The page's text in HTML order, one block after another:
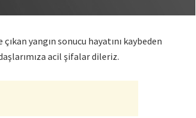
yangın sonucu hayatını kaybeden
acil şifalar dileriz.